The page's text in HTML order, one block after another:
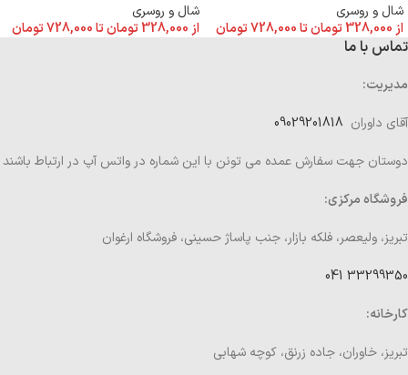
شال و روسری
از 328,000تومانتا728,000تومان
شال و روسری
از 328,000تومانتا728,000تومان
تماس با ما
مدیریت:
آقای داوران
دوستان جهت سفارش عمده می تونن با این شماره در واتس آپ در ارتباط باشند
فروشگاه مرکزی:
تبریز، ولیعصر، فلکه بازار، جنب پاساژ حسینی، فروشگاه ارغوان
33299350 041
کارخانه:
تبریز، خاوران، جاده زرنق، کوچه شهابی